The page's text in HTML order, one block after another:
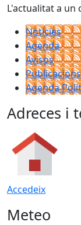
L'actualitat a un
Notícies
Agenda
Avisos
Publicacions
Agenda
Adreces i
Accedeix
Meteo